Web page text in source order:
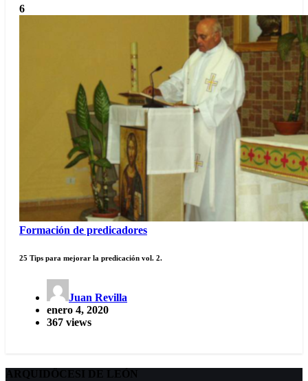
6
Formación de predicadores
25 Tips para mejorar la predicación vol. 2.
Juan Revilla
enero 4, 2020
367 views
ARQUIDÖCESI DE LEÓN